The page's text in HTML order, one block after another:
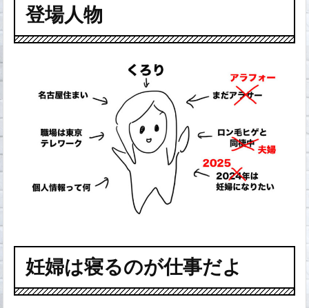
登場人物
妊婦は寝るのが仕事だよ